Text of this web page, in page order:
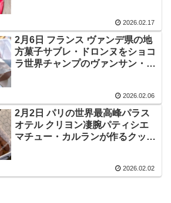
2026.02.17
2月6日 フランス ヴァンデ県の地
方菓子サブレ・ドロンヌをショコ
ラ世界チャンプのヴァンサン・ヴ
2026.02.06
2月2日 パリの世界最高峰パラス
オテル クリヨン凄腕パティシエ
マチュー・カルランが作るクッキ
2026.02.02